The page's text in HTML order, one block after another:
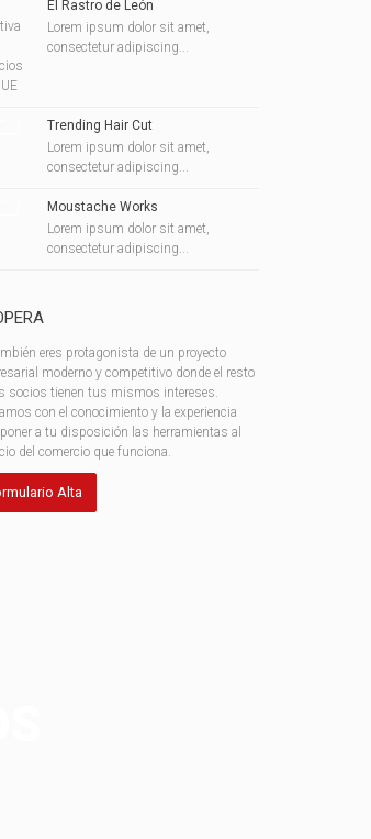
El Rastro de León
Lorem ipsum dolor sit amet,
consectetur adipiscing...
Trending Hair Cut
Lorem ipsum dolor sit amet,
consectetur adipiscing...
Moustache Works
Lorem ipsum dolor sit amet,
consectetur adipiscing...
eres protagonista de un proyecto
moderno y competitivo donde el resto
socios tienen tus mismos intereses.
con el conocimiento y la experiencia
a tu disposición las herramientas al
del comercio que funciona.
Alta